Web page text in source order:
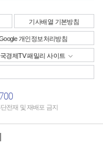
기사배열 기본방침
개인정보처리방침
경제TV 패밀리 사이트
단전재 및 재배포 금지